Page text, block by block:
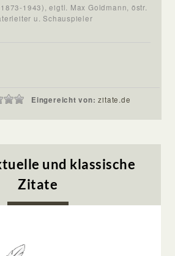
1943), eigtl. Max Goldmann, östr.
u. Schauspieler
Eingereicht von:zitate.de